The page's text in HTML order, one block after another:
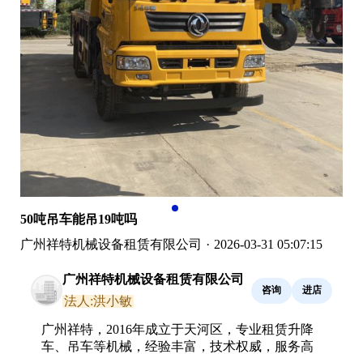
50吨吊车能吊19吨吗
广州祥特机械设备租赁有限公司 · 2026-03-31 05:07:15
广州祥特机械设备租赁有限公司
法人:洪小敏
咨询 进店
广州祥特，2016年成立于天河区，专业租赁升降
车、吊车等机械，经验丰富，技术权威，服务高